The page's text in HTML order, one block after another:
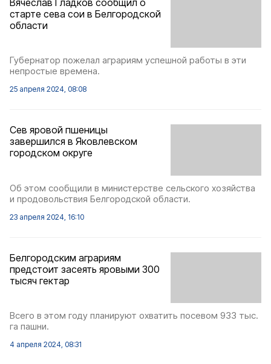
Вячеслав Гладков сообщил о
старте сева сои в Белгородской
области
Губернатор пожелал аграриям успешной работы в эти
непростые времена.
25 апреля 2024, 08:08
Сев яровой пшеницы
завершился в Яковлевском
городском округе
Об этом сообщили в министерстве сельского хозяйства
и продовольствия Белгородской области.
23 апреля 2024, 16:10
Белгородским аграриям
предстоит засеять яровыми 300
тысяч гектар
Всего в этом году планируют охватить посевом 933 тыс.
га пашни.
4 апреля 2024, 08:31